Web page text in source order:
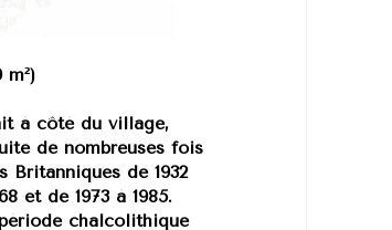
m²)
à côté du village,
de nombreuses fois
de 1932
et de 1973 à 1985.
chalcolithique